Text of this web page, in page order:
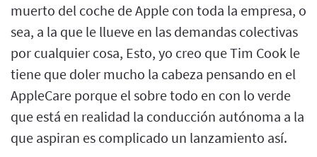
muerto del coche de Apple con toda la empresa, o
sea, a la que le llueve en las demandas colectivas
por cualquier cosa, Esto, yo creo que Tim Cook le
tiene que doler mucho la cabeza pensando en el
AppleCare porque el sobre todo en con lo verde
que está en realidad la conducción autónoma a la
que aspiran es complicado un lanzamiento así.